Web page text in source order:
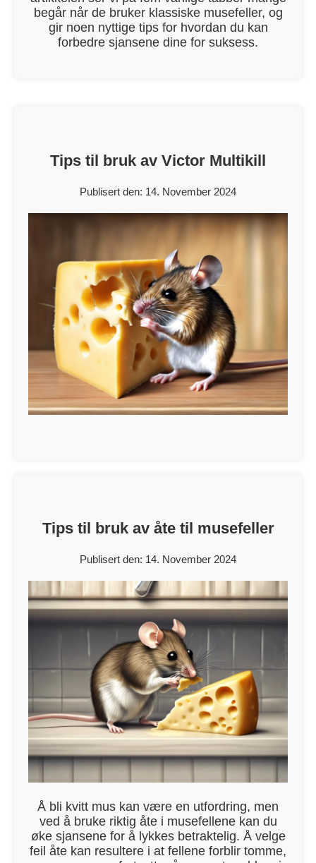
begår når de bruker klassiske musefeller, og
gir noen nyttige tips for hvordan du kan
forbedre sjansene dine for suksess.
Tips til bruk av Victor Multikill
Publisert den: 14. November 2024
Tips til bruk av åte til musefeller
Publisert den: 14. November 2024
Å bli kvitt mus kan være en utfordring, men
ved å bruke riktig åte i musefellene kan du
øke sjansene for å lykkes betraktelig. Å velge
feil åte kan resultere i at fellene forblir tomme,